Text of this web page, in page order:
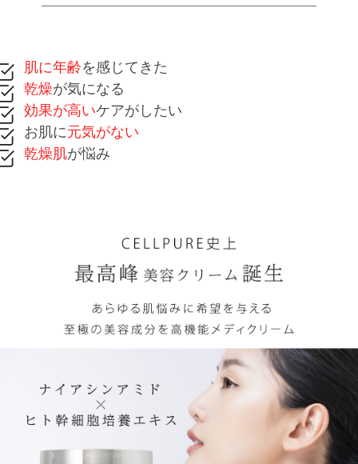
肌に年齢を感じてきた
乾燥が気になる
効果が高いケアがしたい
お肌に元気がない
乾燥肌が悩み